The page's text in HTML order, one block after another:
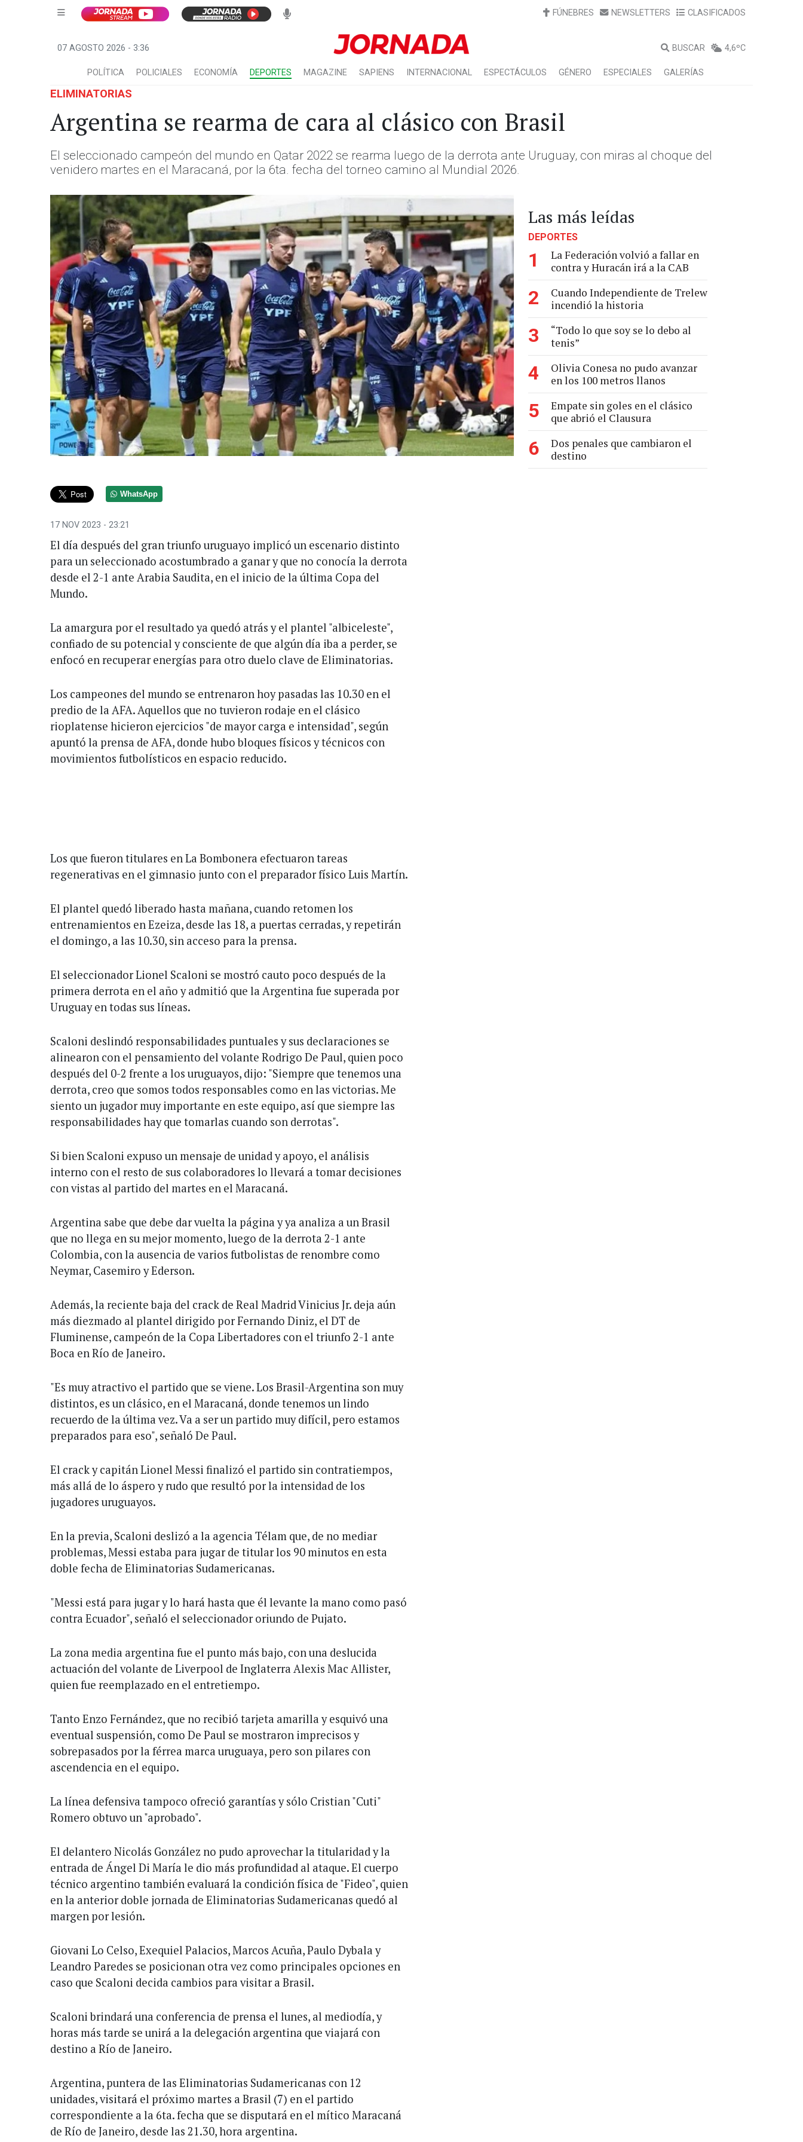
FÚNEBRES NEWSLETTERS CLASIFICADOS
07 AGOSTO 2026 - 3:36 BUSCAR 4,6ºC
POLÍTICA POLICIALES ECONOMÍA DEPORTES MAGAZINE SAPIENS INTERNACIONAL ESPECTÁCULOS GÉNERO ESPECIALES GALERÍAS
ELIMINATORIAS
Argentina se rearma de cara al clásico con Brasil
El seleccionado campeón del mundo en Qatar 2022 se rearma luego de la derrota ante Uruguay, con miras al choque del
venidero martes en el Maracaná, por la 6ta. fecha del torneo camino al Mundial 2026.
WhatsApp
17 NOV 2023 - 23:21
El día después del gran triunfo uruguayo implicó un escenario distinto
para un seleccionado acostumbrado a ganar y que no conocía la derrota
desde el 2-1 ante Arabia Saudita, en el inicio de la última Copa del
Mundo.
La amargura por el resultado ya quedó atrás y el plantel "albiceleste",
confiado de su potencial y consciente de que algún día iba a perder, se
enfocó en recuperar energías para otro duelo clave de Eliminatorias.
Los campeones del mundo se entrenaron hoy pasadas las 10.30 en el
predio de la AFA. Aquellos que no tuvieron rodaje en el clásico
rioplatense hicieron ejercicios "de mayor carga e intensidad", según
apuntó la prensa de AFA, donde hubo bloques físicos y técnicos con
movimientos futbolísticos en espacio reducido.
Los que fueron titulares en La Bombonera efectuaron tareas
regenerativas en el gimnasio junto con el preparador físico Luis Martín.
El plantel quedó liberado hasta mañana, cuando retomen los
entrenamientos en Ezeiza, desde las 18, a puertas cerradas, y repetirán
el domingo, a las 10.30, sin acceso para la prensa.
El seleccionador Lionel Scaloni se mostró cauto poco después de la
primera derrota en el año y admitió que la Argentina fue superada por
Uruguay en todas sus líneas.
Scaloni deslindó responsabilidades puntuales y sus declaraciones se
alinearon con el pensamiento del volante Rodrigo De Paul, quien poco
después del 0-2 frente a los uruguayos, dijo: "Siempre que tenemos una
derrota, creo que somos todos responsables como en las victorias. Me
siento un jugador muy importante en este equipo, así que siempre las
responsabilidades hay que tomarlas cuando son derrotas".
Si bien Scaloni expuso un mensaje de unidad y apoyo, el análisis
interno con el resto de sus colaboradores lo llevará a tomar decisiones
con vistas al partido del martes en el Maracaná.
Argentina sabe que debe dar vuelta la página y ya analiza a un Brasil
que no llega en su mejor momento, luego de la derrota 2-1 ante
Colombia, con la ausencia de varios futbolistas de renombre como
Neymar, Casemiro y Ederson.
Además, la reciente baja del crack de Real Madrid Vinicius Jr. deja aún
más diezmado al plantel dirigido por Fernando Diniz, el DT de
Fluminense, campeón de la Copa Libertadores con el triunfo 2-1 ante
Boca en Río de Janeiro.
"Es muy atractivo el partido que se viene. Los Brasil-Argentina son muy
distintos, es un clásico, en el Maracaná, donde tenemos un lindo
recuerdo de la última vez. Va a ser un partido muy difícil, pero estamos
preparados para eso", señaló De Paul.
El crack y capitán Lionel Messi finalizó el partido sin contratiempos,
más allá de lo áspero y rudo que resultó por la intensidad de los
jugadores uruguayos.
En la previa, Scaloni deslizó a la agencia Télam que, de no mediar
problemas, Messi estaba para jugar de titular los 90 minutos en esta
doble fecha de Eliminatorias Sudamericanas.
"Messi está para jugar y lo hará hasta que él levante la mano como pasó
contra Ecuador", señaló el seleccionador oriundo de Pujato.
La zona media argentina fue el punto más bajo, con una deslucida
actuación del volante de Liverpool de Inglaterra Alexis Mac Allister,
quien fue reemplazado en el entretiempo.
Tanto Enzo Fernández, que no recibió tarjeta amarilla y esquivó una
eventual suspensión, como De Paul se mostraron imprecisos y
sobrepasados por la férrea marca uruguaya, pero son pilares con
ascendencia en el equipo.
La línea defensiva tampoco ofreció garantías y sólo Cristian "Cuti"
Romero obtuvo un "aprobado".
El delantero Nicolás González no pudo aprovechar la titularidad y la
entrada de Ángel Di María le dio más profundidad al ataque. El cuerpo
técnico argentino también evaluará la condición física de "Fideo", quien
en la anterior doble jornada de Eliminatorias Sudamericanas quedó al
margen por lesión.
Giovani Lo Celso, Exequiel Palacios, Marcos Acuña, Paulo Dybala y
Leandro Paredes se posicionan otra vez como principales opciones en
caso que Scaloni decida cambios para visitar a Brasil.
Scaloni brindará una conferencia de prensa el lunes, al mediodía, y
horas más tarde se unirá a la delegación argentina que viajará con
destino a Río de Janeiro.
Argentina, puntera de las Eliminatorias Sudamericanas con 12
unidades, visitará el próximo martes a Brasil (7) en el partido
correspondiente a la 6ta. fecha que se disputará en el mítico Maracaná
de Río de Janeiro, desde las 21.30, hora argentina.
Las más leídas
DEPORTES
1
La Federación volvió a fallar en
contra y Huracán irá a la CAB
2
Cuando Independiente de Trelew
incendió la historia
3
“Todo lo que soy se lo debo al
tenis”
4
Olivia Conesa no pudo avanzar
en los 100 metros llanos
5
Empate sin goles en el clásico
que abrió el Clausura
6
Dos penales que cambiaron el
destino